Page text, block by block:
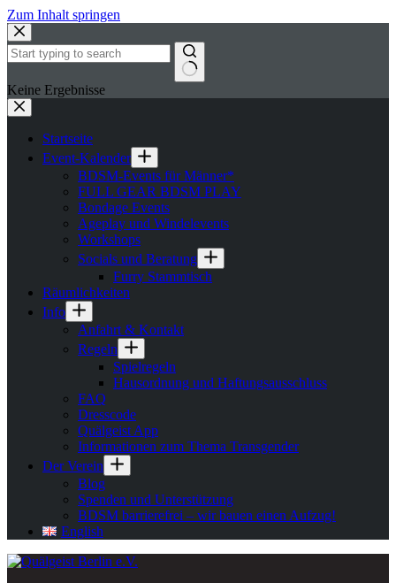
Zum Inhalt springen
Keine Ergebnisse
Startseite
Event-Kalender
BDSM-Events für Männer*
FULL GEAR BDSM PLAY
Bondage Events
Ageplay und Windelevents
Workshops
Socials und Beratung
Furry Stammtisch
Räumlichkeiten
Info
Anfahrt & Kontakt
Regeln
Spielregeln
Hausordnung und Haftungsausschluss
FAQ
Dresscode
Quälgeist App
Informationen zum Thema Transgender
Der Verein
Blog
Spenden und Unterstützung
BDSM barrierefrei – wir bauen einen Aufzug!
English